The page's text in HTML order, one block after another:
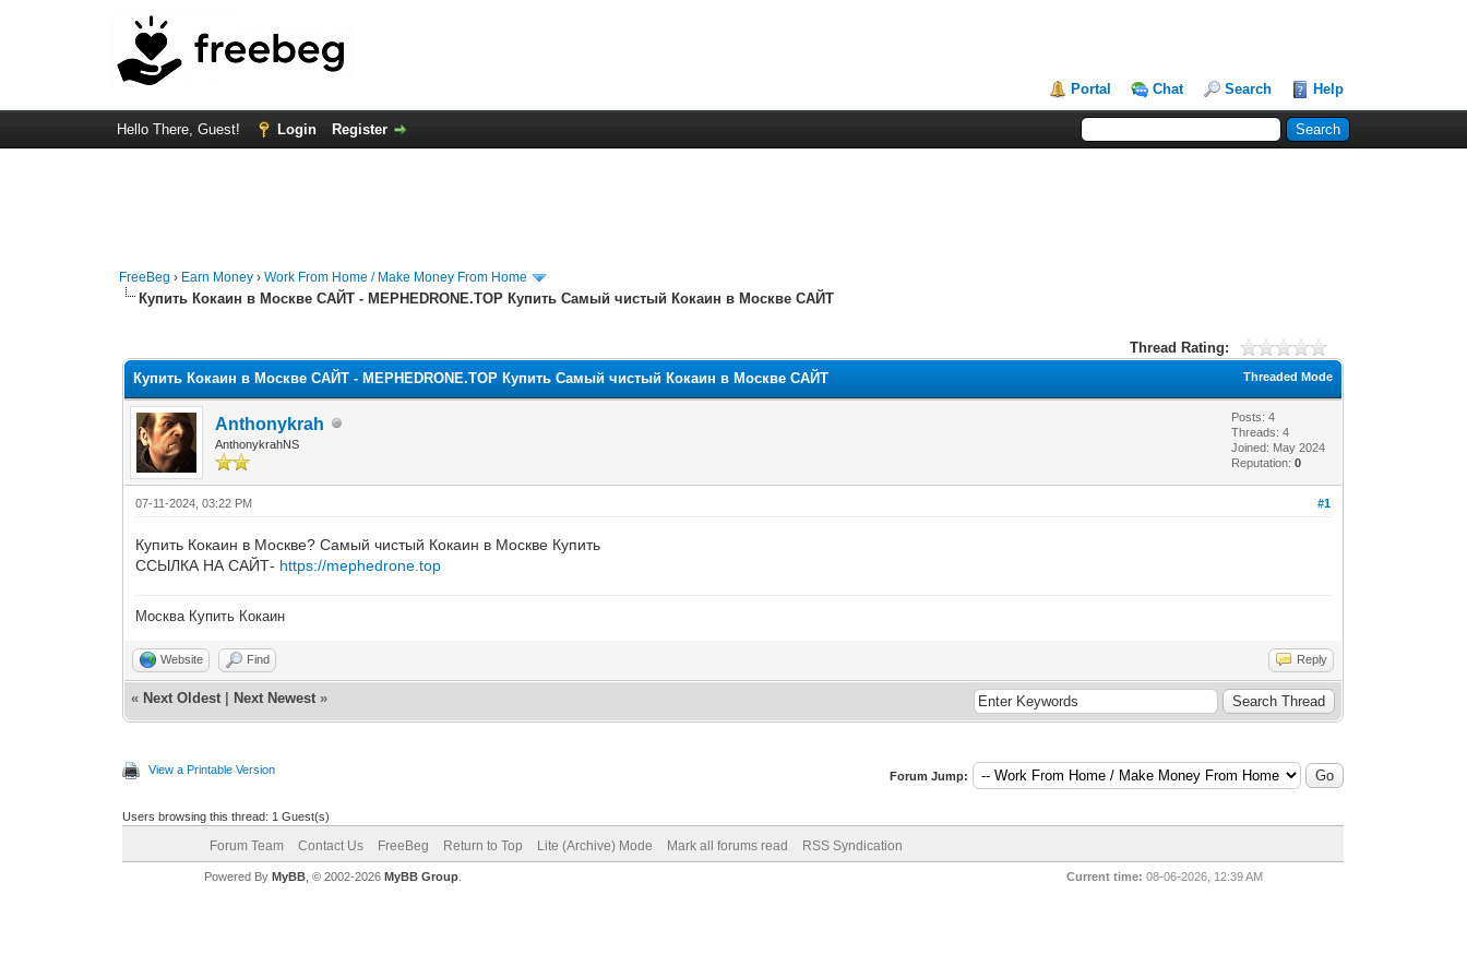
Portal Chat Search Help
Hello There, Guest! Login Register
FreeBeg › Earn Money ›Work From Home / Make Money From Home
Купить Кокаин в Москве САЙТ - MEPHEDRONE.TOP Купить Самый чистый Кокаин в Москве САЙТ
Thread Rating:
Threaded Mode
Купить Кокаин в Москве САЙТ - MEPHEDRONE.TOP Купить Самый чистый Кокаин в Москве САЙТ
Anthonykrah
AnthonykrahNS
Posts: 4
Threads: 4
Joined: May 2024
Reputation:0
#1
07-11-2024, 03:22 PM
Купить Кокаин в Москве? Самый чистый Кокаин в Москве Купить
ССЫЛКА НА САЙТ- https://mephedrone.top
Москва Купить Кокаин
Website Find Reply
« Next Oldest Next Newest »
View a Printable Version Forum Jump:
Users browsing this thread: 1 Guest(s)
Forum Team Contact Us FreeBeg Return to Top Lite (Archive) Mode Mark all forums read RSS Syndication
Current time: 08-06-2026, 12:39 AM
Powered By MyBB, © 2002-2026 MyBB Group.